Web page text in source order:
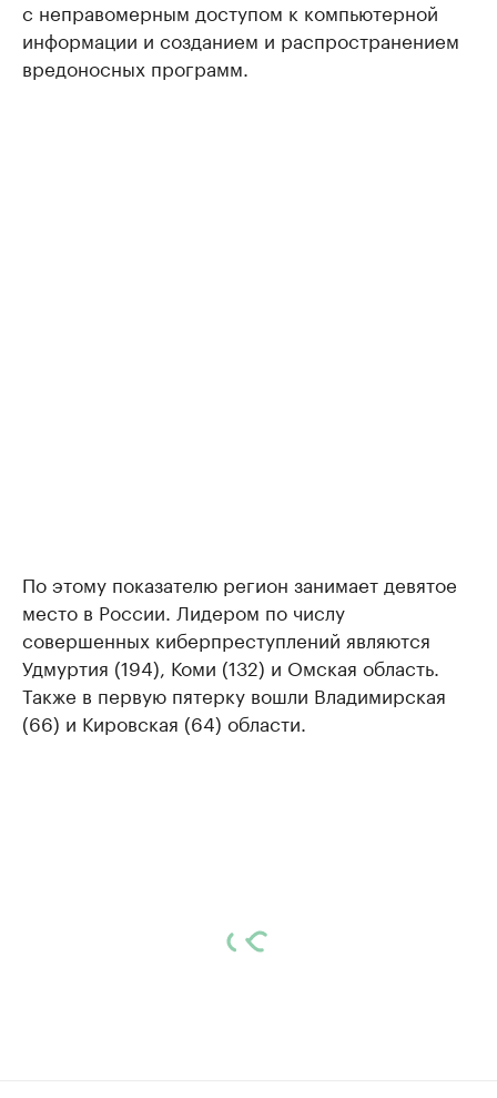
с неправомерным доступом к компьютерной
информации и созданием и распространением
вредоносных программ.
По этому показателю регион занимает девятое
место в России. Лидером по числу
совершенных киберпреступлений являются
Удмуртия (194), Коми (132) и Омская область.
Также в первую пятерку вошли Владимирская
(66) и Кировская (64) области.